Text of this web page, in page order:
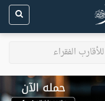
الفقراء